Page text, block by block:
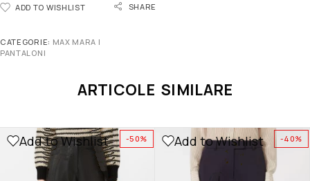
ADD TO WISHLIST
SHARE
CATEGORIE: MAX MARA |
PANTALONI
ARTICOLE SIMILARE
-50%
Add to Wishlist -40%
Add to Wishlist